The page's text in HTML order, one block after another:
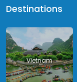
Destinations
Vietnam